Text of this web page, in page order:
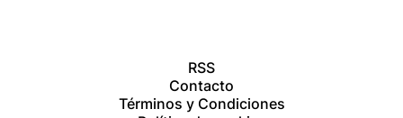
RSS
Contacto
Términos y Condiciones